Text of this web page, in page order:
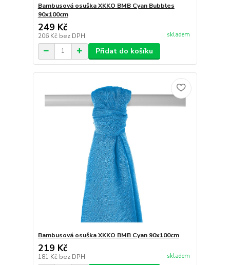
Bambusová osuška XKKO BMB Cyan Bubbles
90x100cm
249 Kč
206 Kč bez DPH skladem
Přidat do košíku
Bambusová osuška XKKO BMB Cyan 90x100cm
219 Kč
181 Kč bez DPH skladem